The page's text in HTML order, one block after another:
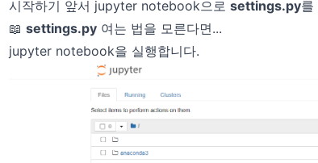
시작하기 앞서 jupyter notebook으로 settings.py를
📖 settings.py 여는 법을 모른다면...
jupyter notebook을 실행합니다.